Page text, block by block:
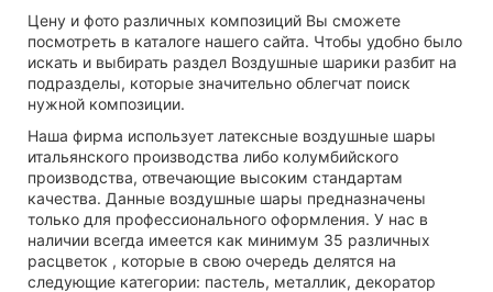
Цену и фото различных композиций Вы сможете
посмотреть в каталоге нашего сайта. Чтобы удобно было
искать и выбирать раздел Воздушные шарики разбит на
подразделы, которые значительно облегчат поиск
нужной композиции.
Наша фирма использует латексные воздушные шары
итальянского производства либо колумбийского
производства, отвечающие высоким стандартам
качества. Данные воздушные шары предназначены
только для профессионального оформления. У нас в
наличии всегда имеется как минимум 35 различных
расцветок , которые в свою очередь делятся на
следующие категории: пастель, металлик, декоратор